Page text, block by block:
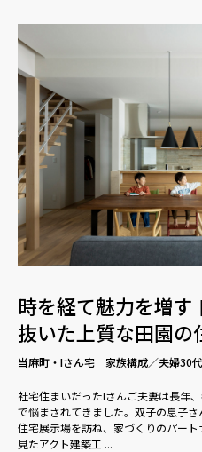
時を経て魅力を増す
抜いた上質な田園の
当麻町・Iさん宅 家族構成／夫婦30
社宅住まいだったIさんご夫妻は長年
で悩まされてきました。双子の息子さ
住宅展示場を訪ね、家づくりのパー
見たアクト建築工 ...